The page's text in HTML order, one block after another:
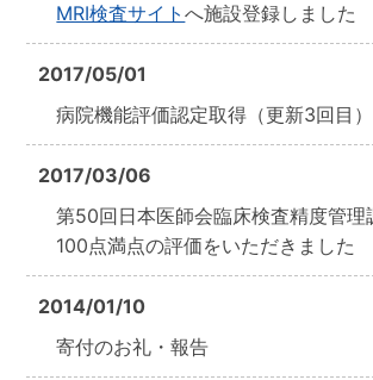
MRI検査サイトへ施設登録しました
2017/05/01
病院機能評価認定取得（更新3回目）
2017/03/06
第50回日本医師会臨床検査精度管理
100点満点の評価をいただきました
2014/01/10
寄付のお礼・報告